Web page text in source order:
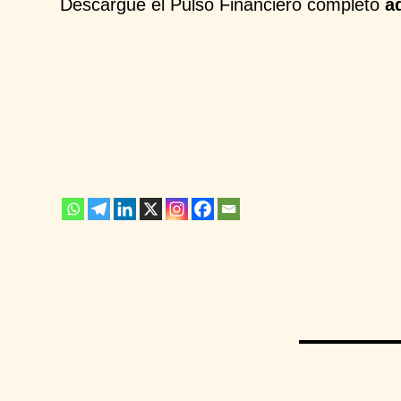
Descargue el Pulso Financiero completo